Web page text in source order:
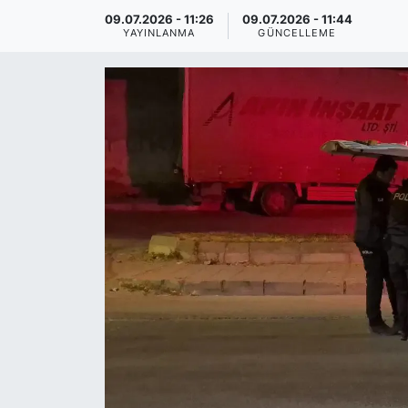
09.07.2026 - 11:26
YAYINLANMA
09.07.2026 - 11:44
GÜNCELLEME